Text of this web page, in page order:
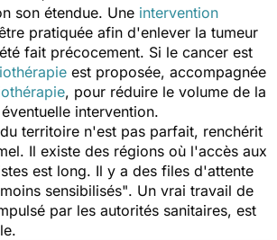
son étendue. Une intervention
pratiquée afin d'enlever la tumeur
fait précocement. Si le cancer est
est proposée, accompagnée
, pour réduire le volume de la
intervention.
territoire n'est pas parfait, renchérit
Il existe des régions où l'accès aux
est long. Il y a des files d'attente
sensibilisés". Un vrai travail de
par les autorités sanitaires, est